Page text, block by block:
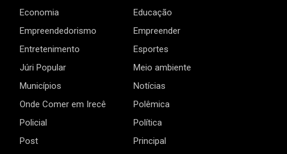
Economia
Educação
Empreendedorismo
Empreender
Entretenimento
Esportes
Júri Popular
Meio ambiente
Municípios
Notícias
Onde Comer em Irecê
Polêmica
Policial
Política
Post
Principal